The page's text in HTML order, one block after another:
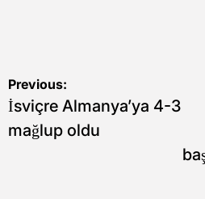
Yazı
gezinmesi
Previous:
İsviçre Almanya’ya 4-3
mağlup oldu